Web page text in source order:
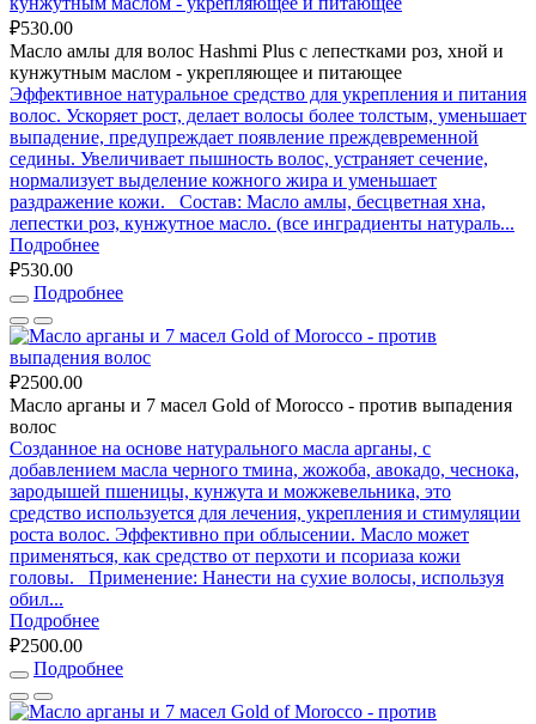
₽530.00
Масло амлы для волос Hashmi Plus с лепестками роз, хной и
кунжутным маслом - укрепляющее и питающее
Эффективное натуральное средство для укрепления и питания
волос. Ускоряет рост, делает волосы более толстым, уменьшает
выпадение, предупреждает появление преждевременной
седины. Увеличивает пышность волос, устраняет сечение,
нормализует выделение кожного жира и уменьшает
раздражение кожи. Состав: Масло амлы, бесцветная хна,
лепестки роз, кунжутное масло. (все инградиенты натураль...
Подробнее
₽530.00
Подробнее
₽2500.00
Масло арганы и 7 масел Gold of Mоrocco - против выпадения
волос
Созданное на основе натурального масла арганы, с
добавлением масла черного тмина, жожоба, авокадо, чеснока,
зародышей пшеницы, кунжута и можжевельника, это
средство используется для лечения, укрепления и стимуляции
роста волос. Эффективно при облысении. Масло может
применяться, как средство от перхоти и псориаза кожи
головы. Применение: Нанести на сухие волосы, используя
обил...
Подробнее
₽2500.00
Подробнее